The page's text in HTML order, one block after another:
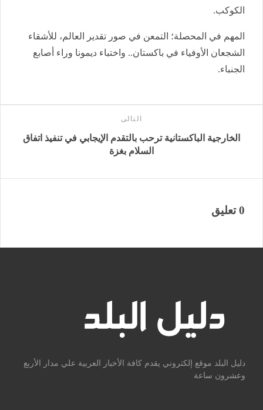
الكوكب.
المهم في المحصلة؛ التمعن في صور تقدير العالم، للأشقاء
الشجعان الأوفياء في باكستان.. واختباء ديمونا وراء أصابع
الجنباء.
التالى
الخارجية الباكستانية ترحب بالتقدم الإيجابي في تنفيذ اتفاق
السلام بغزة
0 تعليق
دليل البلد موقع إلكتروني يقدم كافة الأخبار العربية علي مدار الأربع
وعشرون ساعة